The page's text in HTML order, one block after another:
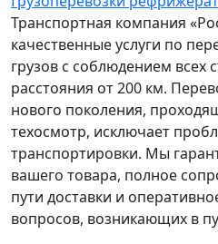
Транспортная компания
качественные услуги по
грузов с соблюдением всех
расстояния от 200 км.
нового поколения,
техосмотр, исключает
транспортировки. Мы
вашего товара, полное
пути доставки и
вопросов, возникающих в